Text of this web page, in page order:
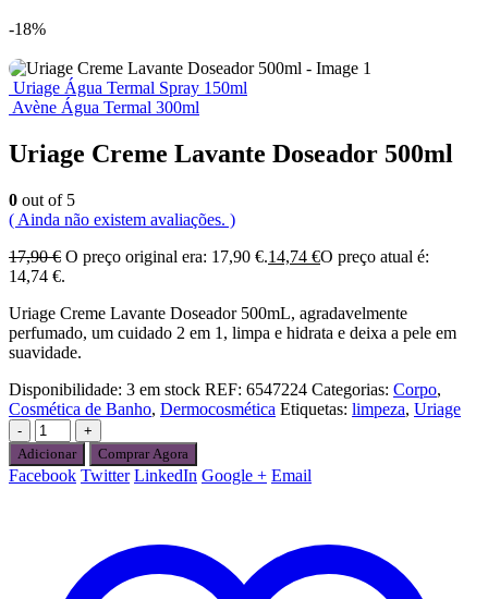
-18%
Uriage Água Termal Spray 150ml
Avène Água Termal 300ml
Uriage Creme Lavante Doseador 500ml
0 out of 5
( Ainda não existem avaliações. )
17,90€ O preço original era: 17,90 €.14,74 €O preço atual é:
14,74 €.
Uriage Creme Lavante Doseador 500mL, agradavelmente
perfumado, um cuidado 2 em 1, limpa e hidrata e deixa a pele em
suavidade.
Disponibilidade: 3 em stock REF: 6547224 Categorias: Corpo,
Cosmética de Banho, Dermocosmética Etiquetas: limpeza, Uriage
-
+
Adicionar
Comprar Agora
Facebook Twitter LinkedIn Google + Email